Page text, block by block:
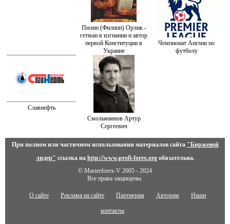
Пилип (Филипп) Орлик -
гетман в изгнании и автор
первой Конституции в
Украине
Чемпионат Англии по
футболу
Славнефть
Смольянинов Артур
Сергеевич
При полном или частичном использовании материалов сайта "Биржевой
лидер" ссылка на http://www.profi-forex.orgобязательна.
© Masterforex-V 2005 - 2024
Все права защищены.
О сайте Реклама на сайте Партнерам Авторам Наши
контакты